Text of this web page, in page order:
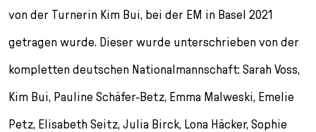
von der Turnerin Kim Bui, bei der EM in Basel 2021
getragen wurde. Dieser wurde unterschrieben von der
kompletten deutschen Nationalmannschaft: Sarah Voss,
Kim Bui, Pauline Schäfer-Betz, Emma Malweski, Emelie
Petz, Elisabeth Seitz, Julia Birck, Lona Häcker, Sophie